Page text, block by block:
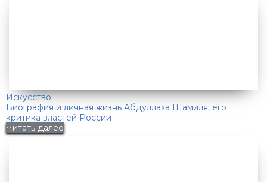
Искусство
Биография и личная жизнь Абдуллаха Шамиля, его
критика властей России
Читать далее